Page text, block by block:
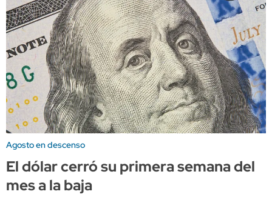
Agosto en descenso
El dólar cerró su primera semana del
mes a la baja